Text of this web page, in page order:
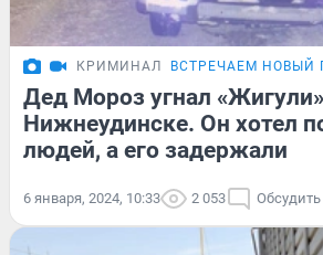
КРИМИНАЛ ВСТРЕЧАЕМ НОВЫЙ
Дед Мороз угнал
Нижнеудинске. Он хотел
людей, а его задержали
6 января, 2024, 10:33 2 053 Обсудить